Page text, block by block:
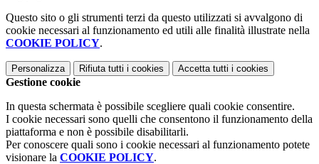
Questo sito o gli strumenti terzi da questo utilizzati si avvalgono di
cookie necessari al funzionamento ed utili alle finalità illustrate nella
COOKIE POLICY.
Personalizza Rifiuta tutti i cookies Accetta tutti i cookies
Gestione cookie
In questa schermata è possibile scegliere quali cookie consentire.
I cookie necessari sono quelli che consentono il funzionamento della
piattaforma e non è possibile disabilitarli.
Per conoscere quali sono i cookie necessari al funzionamento potete
visionare la COOKIE POLICY.